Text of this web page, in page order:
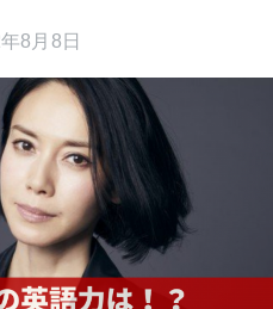
8月8日